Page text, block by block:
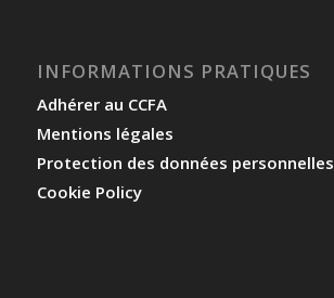
INFORMATIONS PRATIQUES
Adhérer au CCFA
Mentions légales
Protection des données personnelles
Cookie Policy